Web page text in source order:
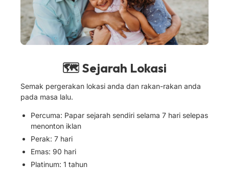
🗺 Sejarah Lokasi
Semak pergerakan lokasi anda dan rakan-rakan anda
pada masa lalu.
Percuma: Papar sejarah sendiri selama 7 hari selepas
menonton iklan
Perak: 7 hari
Emas: 90 hari
Platinum: 1 tahun